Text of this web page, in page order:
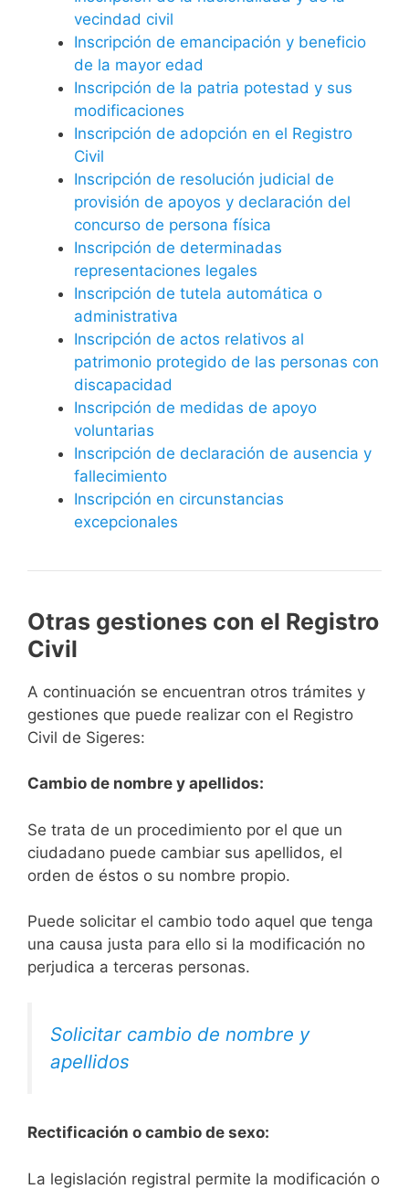
vecindad civil
Inscripción de emancipación y beneficio
de la mayor edad
Inscripción de la patria potestad y sus
modificaciones
Inscripción de adopción en el Registro
Civil
Inscripción de resolución judicial de
provisión de apoyos y declaración del
concurso de persona física
Inscripción de determinadas
representaciones legales
Inscripción de tutela automática o
administrativa
Inscripción de actos relativos al
patrimonio protegido de las personas con
discapacidad
Inscripción de medidas de apoyo
voluntarias
Inscripción de declaración de ausencia y
fallecimiento
Inscripción en circunstancias
excepcionales
Otras gestiones con el Registro
Civil
A continuación se encuentran otros trámites y
gestiones que puede realizar con el Registro
Civil de Sigeres:
Cambio de nombre y apellidos:
Se trata de un procedimiento por el que un
ciudadano puede cambiar sus apellidos, el
orden de éstos o su nombre propio.
Puede solicitar el cambio todo aquel que tenga
una causa justa para ello si la modificación no
perjudica a terceras personas.
Solicitar cambio de nombre y
apellidos
Rectificación o cambio de sexo:
La legislación registral permite la modificación o